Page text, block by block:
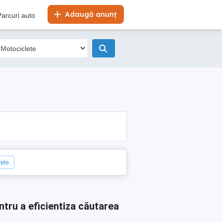
Adaugă anunț
auto
a eficientiza căutarea